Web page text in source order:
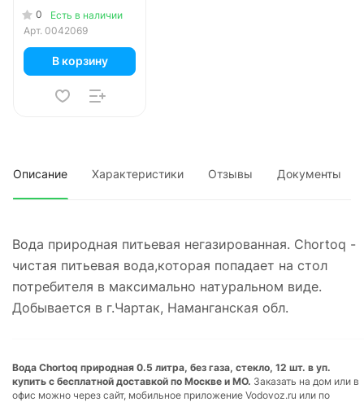
стекло, 12 шт. в уп.
0
Есть в наличии
Арт. 0042069
В корзину
Описание Характеристики Отзывы Документы
Вода природная питьевая негазированная. Chortoq -
чистая питьевая вода,которая попадает на стол
потребителя в максимально натуральном виде.
Добывается в г.Чартак, Наманганская обл.
Вода Chortoq природная 0.5 литра, без газа, стекло, 12 шт. в уп.
купить с бесплатной доставкой по Москве и МО. Заказать на дом или в
офис можно через сайт, мобильное приложение Vodovoz.ru или по